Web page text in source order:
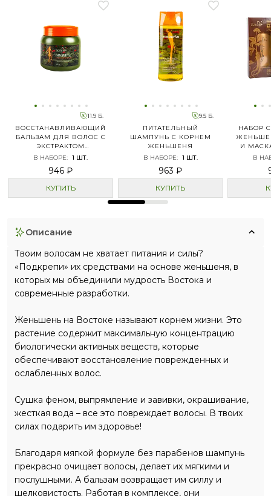
11.9 Б.
ВОССТАНАВЛИВАЮЩИЙ
БАЛЬЗАМ ДЛЯ ВОЛОС С
ЭКСТРАКТОМ
ЖЕНЬШЕНЯ
В НАБОРЕ: 1 ШТ.
946 ₽
КУПИТЬ
9.5 Б.
ПИТАТЕЛЬНЫЙ
ШАМПУНЬ С КОРНЕМ
ЖЕНЬШЕНЯ
В НАБОРЕ: 1 ШТ.
963 ₽
КУПИТЬ
НАБОР
И
В
описание
Твоим волосам не хватает питания и силы?
«Подкрепи» их средствами на основе женьшеня, в
которых мы объединили мудрость Востока и
современные разработки.
Женьшень на Востоке называют корнем жизни. Это
растение содержит максимальную концентрацию
биологически активных веществ, которые
обеспечивают восстановление поврежденных и
ослабленных волос.
Сушка феном, выпрямление и завивки, окрашивание,
жесткая вода – все это повреждает волосы. В твоих
силах подарить им здоровье!
Благодаря мягкой формуле без парабенов шампунь
прекрасно очищает волосы, делает их мягкими и
послушными. А бальзам возвращает им силлу и
шелковистость. Работая в комплексе, они